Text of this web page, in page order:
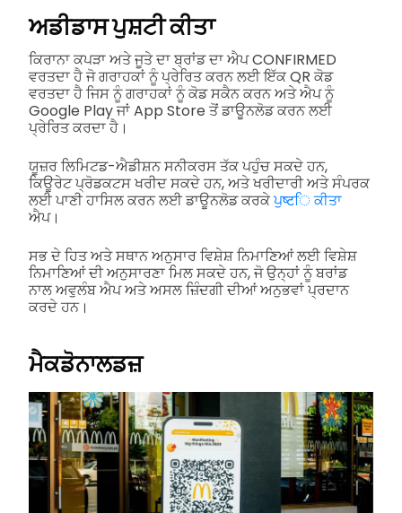
ਅਡੀਡਾਸ ਪੁਸ਼ਟੀ ਕੀਤਾ
ਕਿਰਾਨਾ ਕਪੜਾ ਅਤੇ ਜੂਤੇ ਦਾ ਬ੍ਰਾਂਡ ਦਾ ਐਪ CONFIRMED
ਵਰਤਦਾ ਹੈ ਜੋ ਗਰਾਹਕਾਂ ਨੂੰ ਪ੍ਰੇਰਿਤ ਕਰਨ ਲਈ ਇੱਕ QR ਕੋਡ
ਵਰਤਦਾ ਹੈ ਜਿਸ ਨੂੰ ਗਰਾਹਕਾਂ ਨੂੰ ਕੋਡ ਸਕੈਨ ਕਰਨ ਅਤੇ ਐਪ ਨੂੰ
Google Play ਜਾਂ App Store ਤੋਂ ਡਾਊਨਲੋਡ ਕਰਨ ਲਈ
ਪ੍ਰੇਰਿਤ ਕਰਦਾ ਹੈ।
ਯੂਜ਼ਰ ਲਿਮਿਟਡ-ਐਡੀਸ਼ਨ ਸਨੀਕਰਸ ਤੱਕ ਪਹੁੰਚ ਸਕਦੇ ਹਨ,
ਕਿਊਰੇਟ ਪ੍ਰੋਡਕਟਸ ਖਰੀਦ ਸਕਦੇ ਹਨ, ਅਤੇ ਖਰੀਦਾਰੀ ਅਤੇ ਸੰਪਰਕ
ਲਈ ਪਾਣੀ ਹਾਸਿਲ ਕਰਨ ਲਈ ਡਾਊਨਲੋਡ ਕਰਕੇਪੁष्टਿ ਕੀਤਾ
ਐਪ।
ਸਭ ਦੇ ਹਿਤ ਅਤੇ ਸਥਾਨ ਅਨੁਸਾਰ ਵਿਸ਼ੇਸ਼ ਨਿਮਾਣਿਆਂ ਲਈ ਵਿਸ਼ੇਸ਼
ਨਿਮਾਣਿਆਂ ਦੀ ਅਨੁਸਾਰਣਾ ਮਿਲ ਸਕਦੇ ਹਨ, ਜੋ ਉਨ੍ਹਾਂ ਨੂੰ ਬਰਾਂਡ
ਨਾਲ ਅਵੁਲੰਬ ਐਪ ਅਤੇ ਅਸਲ ਜ਼ਿੰਦਗੀ ਦੀਆਂ ਅਨੁਭਵਾਂ ਪ੍ਰਦਾਨ
ਕਰਦੇ ਹਨ।
ਮੈਕਡੋਨਾਲਡਜ਼